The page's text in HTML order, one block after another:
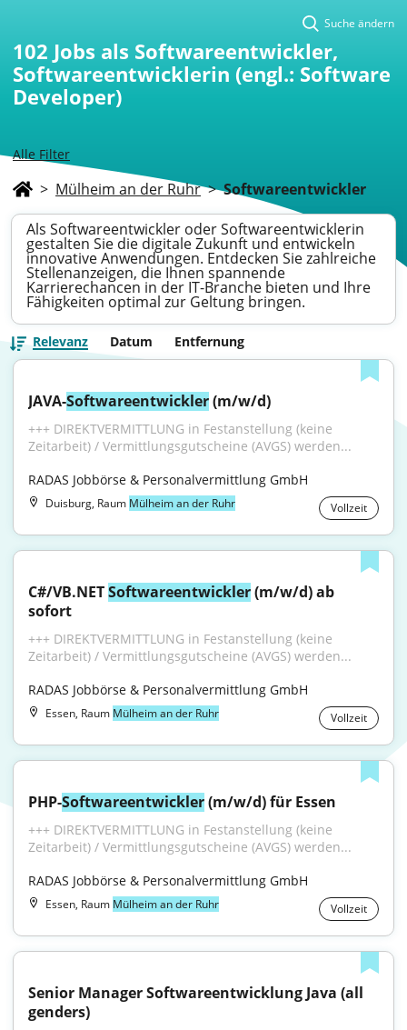
Alle Filter
Suche ändern
102 Jobs als Softwareentwickler,
Softwareentwicklerin (engl.: Software
Developer)
> Mülheim an der Ruhr > Softwareentwickler
Als Softwareentwickler oder Softwareentwicklerin
gestalten Sie die digitale Zukunft und entwickeln
innovative Anwendungen. Entdecken Sie zahlreiche
Stellenanzeigen, die Ihnen spannende
Karrierechancen in der IT-Branche bieten und Ihre
Fähigkeiten optimal zur Geltung bringen.
Relevanz Datum Entfernung
JAVA-Softwareentwickler (m/w/d)
+++ DIREKTVERMITTLUNG in Festanstellung (keine
Zeitarbeit) / Vermittlungsgutscheine (AVGS) werden...
RADAS Jobbörse & Personalvermittlung GmbH
Duisburg, Raum Mülheim an der Ruhr Vollzeit
C#/VB.NET Softwareentwickler (m/w/d) ab
sofort
+++ DIREKTVERMITTLUNG in Festanstellung (keine
Zeitarbeit) / Vermittlungsgutscheine (AVGS) werden...
RADAS Jobbörse & Personalvermittlung GmbH
Essen, Raum Mülheim an der Ruhr Vollzeit
PHP-Softwareentwickler (m/w/d) für Essen
+++ DIREKTVERMITTLUNG in Festanstellung (keine
Zeitarbeit) / Vermittlungsgutscheine (AVGS) werden...
RADAS Jobbörse & Personalvermittlung GmbH
Essen, Raum Mülheim an der Ruhr Vollzeit
Senior Manager Softwareentwicklung Java (all
genders)